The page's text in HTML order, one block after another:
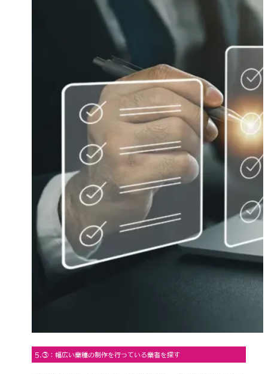
5.③：幅広い業種の制作を行っている業者を探す